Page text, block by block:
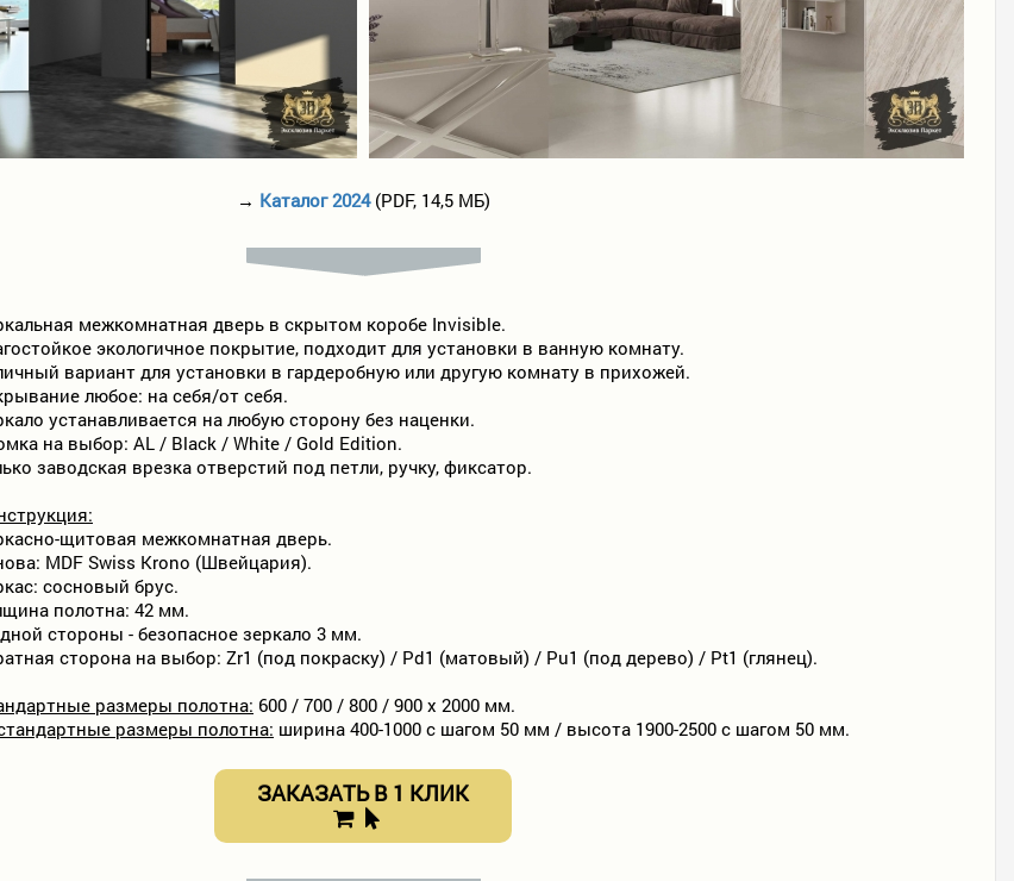
→ Каталог 2024(PDF, 14,5 МБ)
межкомнатная дверь в скрытом коробе Invisible.
экологичное покрытие, подходит для установки в ванную комнату.
вариант для установки в гардеробную или другую комнату в прихожей.
любое: на себя/от себя.
устанавливается на любую сторону без наценки.
на выбор: AL / Black / White / Gold Edition.
заводская врезка отверстий под петли, ручку, фиксатор.
щитовая межкомнатная дверь.
MDF Swiss Krono (Швейцария).
сосновый брус.
полотна: 42 мм.
стороны - безопасное зеркало 3 мм.
сторона на выбор: Zr1 (под покраску) / Pd1 (матовый) / Pu1 (под дерево) / Pt1 (глянец).
размеры полотна: 600 / 700 / 800 / 900 х 2000 мм.
размеры полотна: ширина 400-1000 с шагом 50 мм / высота 1900-2500 с шагом 50 мм.
ЗАКАЗАТЬ В 1 КЛИК